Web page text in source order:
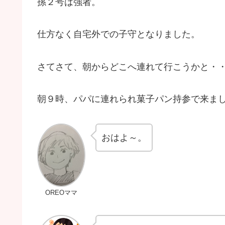
仕方なく自宅外での子守となりました。
さてさて、朝からどこへ連れて行こうかと・・
朝９時、パパに連れられ菓子パン持参で来まし
OREOママ
おはよ～。